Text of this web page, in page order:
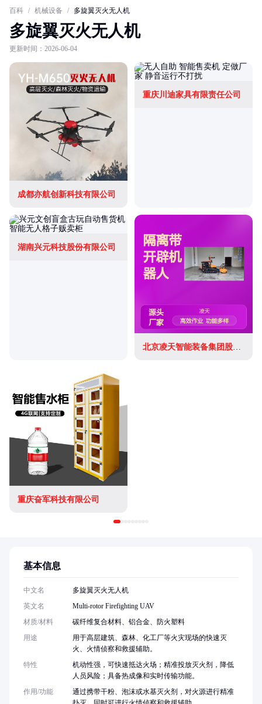
百科 / 机械设备 / 多旋翼灭火无人机
多旋翼灭火无人机
更新时间：2026-06-04
成都亦航创新科技有限公司
重庆川迪家具有限责任公司
湖南兴元科技股份有限公司
北京凌天智能装备集团股份有限公司
重庆奋军科技有限公司
基本信息
中文名
多旋翼灭火无人机
英文名
Multi-rotor Firefighting UAV
材质/材料
碳纤维复合材料、铝合金、防火塑料
用途
用于高层建筑、森林、化工厂等火灾现场的快速灭
火、火情侦察和救援辅助。
特性
机动性强，可快速抵达火场；精准投放灭火剂，降低
人员风险；具备热成像和实时传输功能。
作用/功能
通过携带干粉、泡沫或水基灭火剂，对火源进行精准